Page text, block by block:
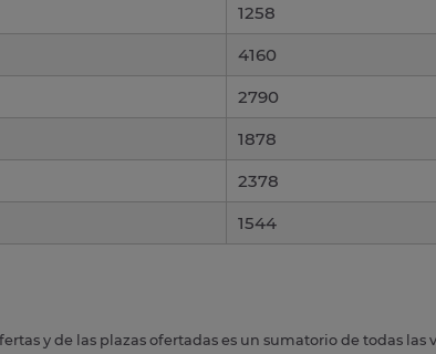
1258
4160
2790
1878
2378
1544
y de las plazas ofertadas es un sumatorio de todas las